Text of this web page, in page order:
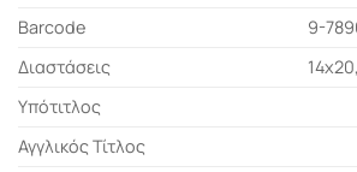
Barcode
9-
Διαστάσεις
Υπότιτλος
Αγγλικός Τίτλος